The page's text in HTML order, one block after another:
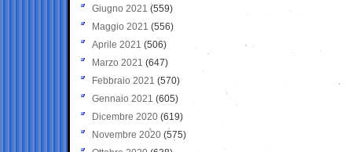
Giugno 2021(559)
Maggio 2021 (556)
Aprile 2021 (506)
Marzo 2021 (647)
Febbraio 2021 (570)
Gennaio 2021 (605)
Dicembre 2020 (619)
Novembre 2020 (575)